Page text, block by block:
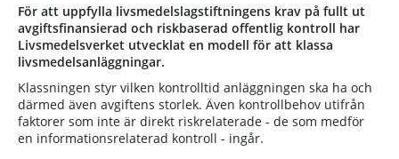
För att uppfylla livsmedelslagstiftningens krav på fullt ut
avgiftsfinansierad och riskbaserad offentlig kontroll har
Livsmedelsverket utvecklat en modell för att klassa
livsmedelsanläggningar.
Klassningen styr vilken kontrolltid anläggningen ska ha och
därmed även avgiftens storlek. Även kontrollbehov utifrån
faktorer som inte är direkt riskrelaterade - de som medför
en informationsrelaterad kontroll - ingår.